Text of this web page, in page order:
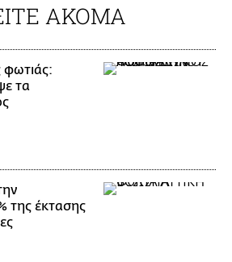
ΑΚΟΜΑ
φωτιάς:
τα
της έκτασης